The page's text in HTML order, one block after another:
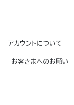
アカウントについて
お客さまへのお願い